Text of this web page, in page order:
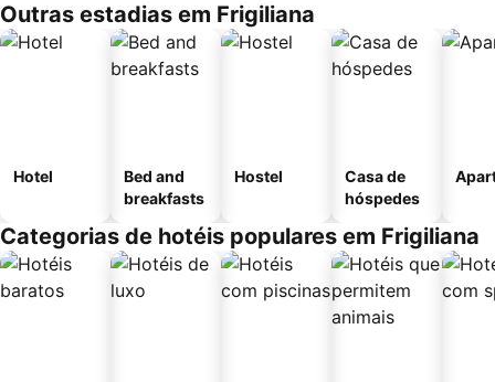
Outras estadias em Frigiliana
Hotel
Bed and
breakfasts
Hostel
Casa de
hóspedes
Categorias de hotéis populares em Frigiliana